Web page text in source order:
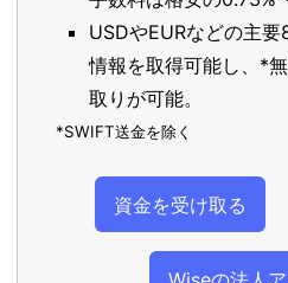
USDやEURなどの主
情報を取得可能し、*
取りが可能。
*SWIFT送金を除く
資金を受け取る